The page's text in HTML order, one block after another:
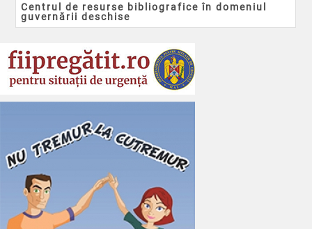
Centrul de resurse bibliografice în domeniul
guvernării deschise